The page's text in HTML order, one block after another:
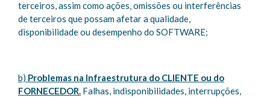
terceiros, assim como ações, omissões ou interferências
de terceiros que possam afetar a qualidade,
disponibilidade ou desempenho do SOFTWARE;
b) Problemas na Infraestrutura do CLIENTE ou do
FORNECEDOR. Falhas, indisponibilidades, interrupções,